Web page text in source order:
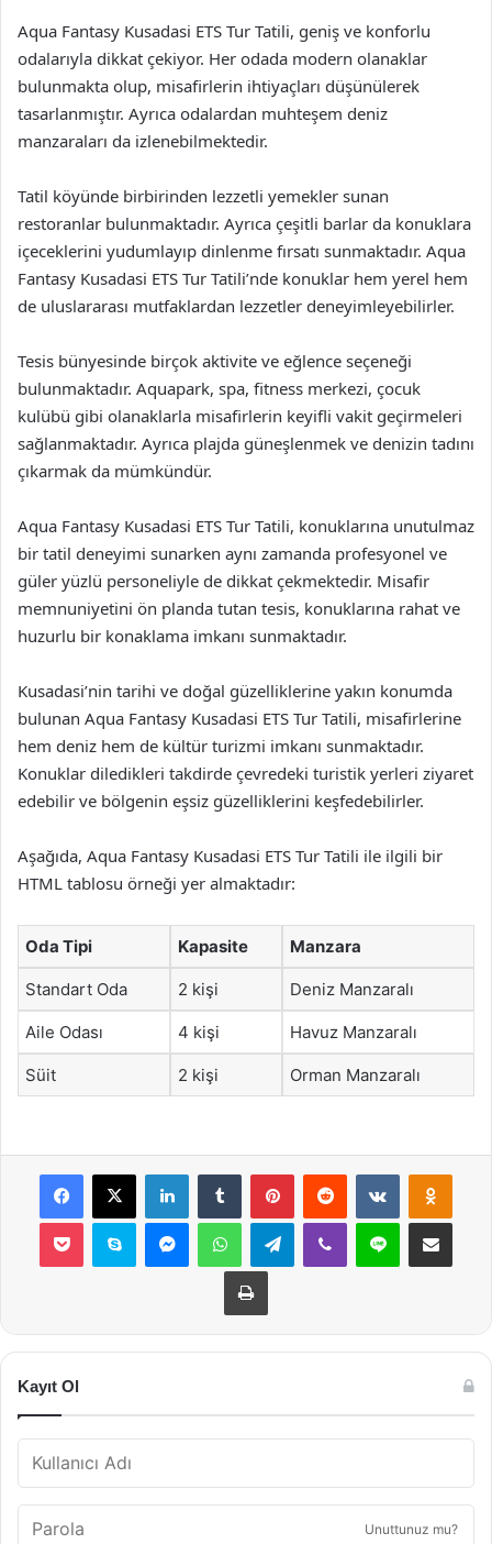
Aqua Fantasy Kusadasi ETS Tur Tatili, geniş ve konforlu
odalarıyla dikkat çekiyor. Her odada modern olanaklar
bulunmakta olup, misafirlerin ihtiyaçları düşünülerek
tasarlanmıştır. Ayrıca odalardan muhteşem deniz
manzaraları da izlenebilmektedir.
Tatil köyünde birbirinden lezzetli yemekler sunan
restoranlar bulunmaktadır. Ayrıca çeşitli barlar da konuklara
içeceklerini yudumlayıp dinlenme fırsatı sunmaktadır. Aqua
Fantasy Kusadasi ETS Tur Tatili’nde konuklar hem yerel hem
de uluslararası mutfaklardan lezzetler deneyimleyebilirler.
Tesis bünyesinde birçok aktivite ve eğlence seçeneği
bulunmaktadır. Aquapark, spa, fitness merkezi, çocuk
kulübü gibi olanaklarla misafirlerin keyifli vakit geçirmeleri
sağlanmaktadır. Ayrıca plajda güneşlenmek ve denizin tadını
çıkarmak da mümkündür.
Aqua Fantasy Kusadasi ETS Tur Tatili, konuklarına unutulmaz
bir tatil deneyimi sunarken aynı zamanda profesyonel ve
güler yüzlü personeliyle de dikkat çekmektedir. Misafir
memnuniyetini ön planda tutan tesis, konuklarına rahat ve
huzurlu bir konaklama imkanı sunmaktadır.
Kusadasi’nin tarihi ve doğal güzelliklerine yakın konumda
bulunan Aqua Fantasy Kusadasi ETS Tur Tatili, misafirlerine
hem deniz hem de kültür turizmi imkanı sunmaktadır.
Konuklar diledikleri takdirde çevredeki turistik yerleri ziyaret
edebilir ve bölgenin eşsiz güzelliklerini keşfedebilirler.
Aşağıda, Aqua Fantasy Kusadasi ETS Tur Tatili ile ilgili bir
HTML tablosu örneği yer almaktadır:
Oda Tipi Kapasite Manzara
Standart Oda 2 kişi Deniz Manzaralı
Aile Odası 4 kişi Havuz Manzaralı
Süit 2 kişi Orman Manzaralı
Facebook
X LinkedInTumblr PinterestReddit VKontakte
Pocket Skype MessengerWhatsAppTelegramViber Line E-Posta ile
Yazdır
Kayıt Ol
Unuttunuz mu?